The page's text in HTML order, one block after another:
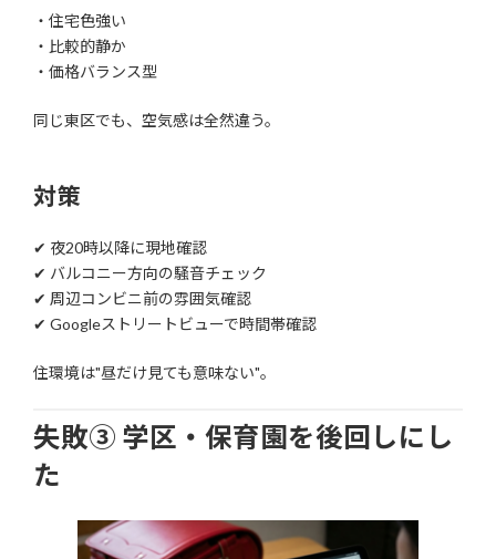
・住宅色強い
・比較的静か
・価格バランス型
同じ東区でも、空気感は全然違う。
対策
✔ 夜20時以降に現地確認
✔ バルコニー方向の騒音チェック
✔ 周辺コンビニ前の雰囲気確認
✔ Googleストリートビューで時間帯確認
住環境は"昼だけ見ても意味ない"。
失敗③ 学区・保育園を後回しにし
た